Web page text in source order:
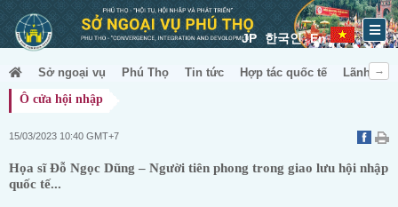
JP 한국인 En
Sở ngoại vụ Phú Thọ Tin tức Hợp tác quốc tế
Lãnh sự
Ô cửa hội nhập
15/03/2023 10:40 GMT+7
Họa sĩ Đỗ Ngọc Dũng – Người tiên phong trong giao lưu hội nhập
quốc tế...